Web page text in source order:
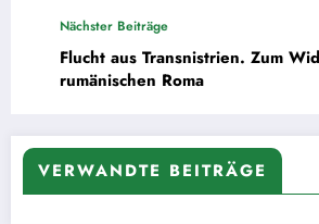
Nächster Beiträge
Flucht aus Transnistrien. Zum
rumänischen Roma
VERWANDTE BEITRÄGE